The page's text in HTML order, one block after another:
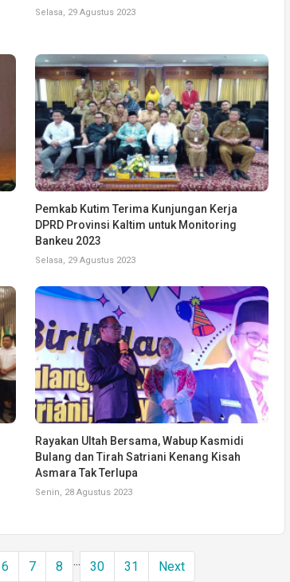
Selasa, 29 Agustus 2023
Pemkab Kutim Terima Kunjungan Kerja
DPRD Provinsi Kaltim untuk Monitoring
Bankeu 2023
Selasa, 29 Agustus 2023
Rayakan Ultah Bersama, Wabup Kasmidi
Bulang dan Tirah Satriani Kenang Kisah
Asmara Tak Terlupa
Senin, 28 Agustus 2023
6 7 8 ... 30 31 Next